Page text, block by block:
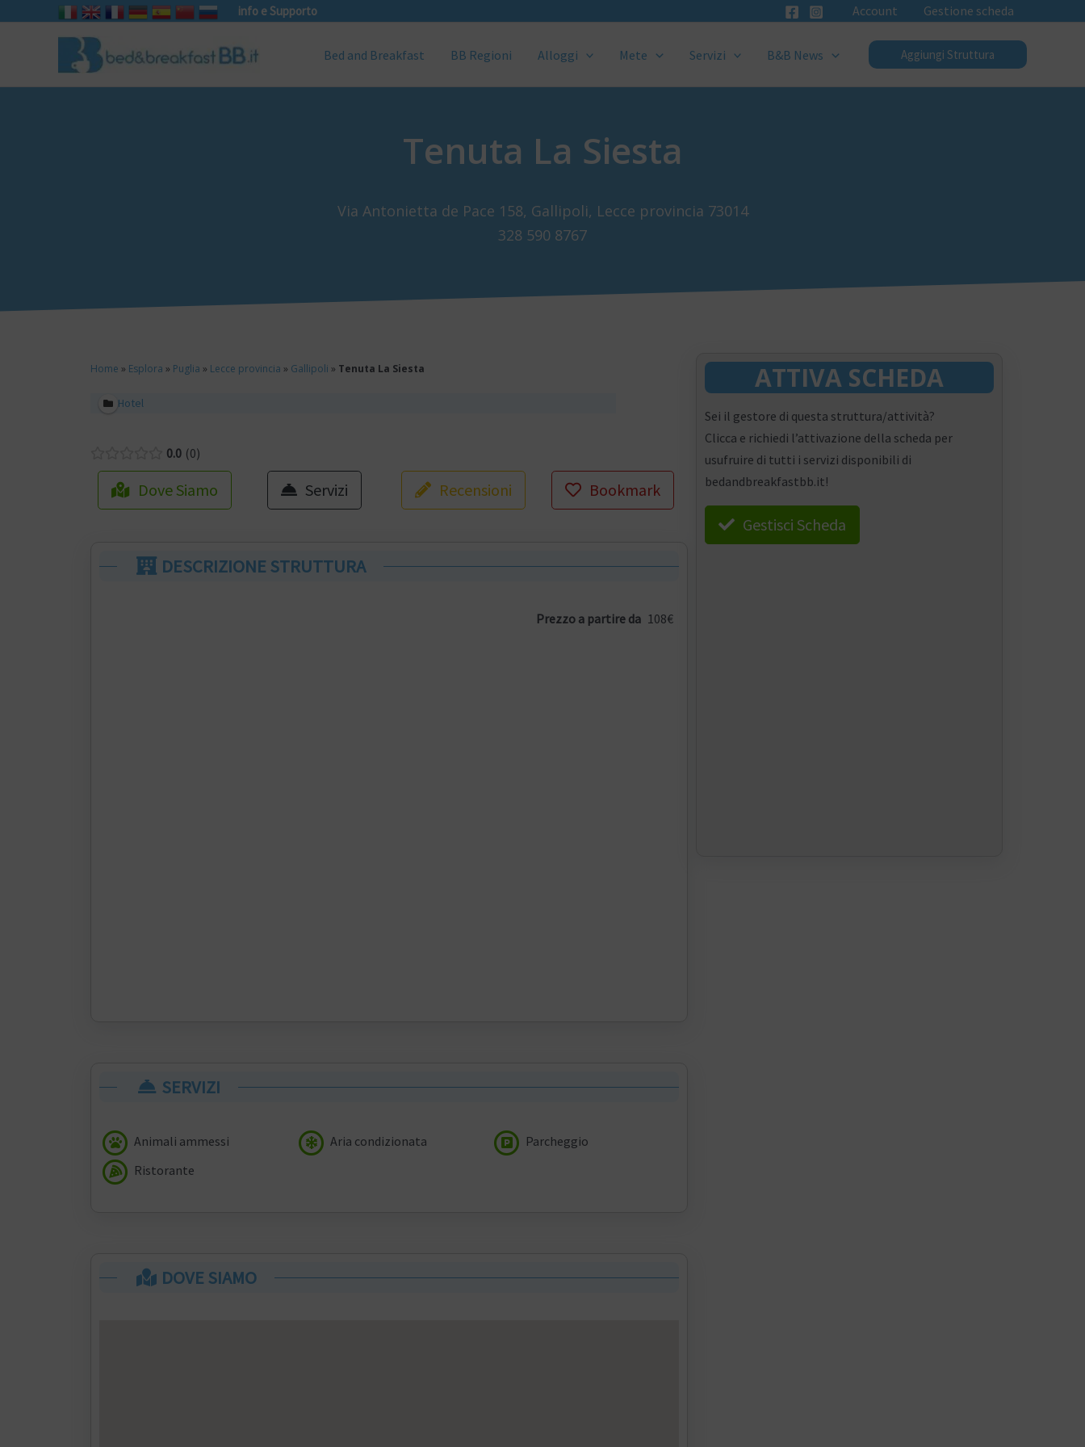
info e Supporto Account Gestione scheda
Bed and Breakfast BB Regioni Alloggi Mete Servizi B&B News Aggiungi Struttura
Tenuta La Siesta
Via Antonietta de Pace 158, Gallipoli, Lecce provincia 73014
328 590 8767
Home » Esplora » Puglia » Lecce provincia » Gallipoli » Tenuta La Siesta
Hotel
0.0 0
Dove Siamo Servizi Recensioni Bookmark
DESCRIZIONE STRUTTURA
Prezzo a partire da 108€
SERVIZI
Animali ammessi Aria condizionata
Parcheggio
Ristorante
DOVE SIAMO
ATTIVA SCHEDA
Sei il gestore di questa struttura/attività?
Clicca e richiedi l’attivazione della scheda per
usufruire di tutti i servizi disponibili di
bedandbreakfastbb.it!
Gestisci Scheda